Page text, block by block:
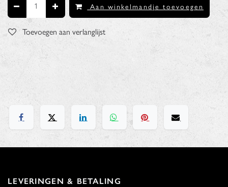
Aan winkelmandje toevoegen
Toevoegen aan verlanglijst
LEVERINGEN & BETALING